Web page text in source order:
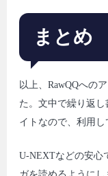
まとめ
以上、RawQQへの
た。文中で繰り返
イトなので、利用し
U-NEXTなどの安心